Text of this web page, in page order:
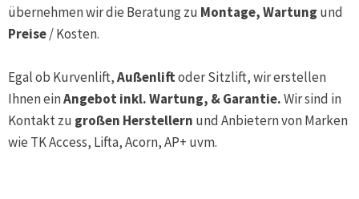
übernehmen wir die Beratung zu Montage, Wartung und
Preise/ Kosten.
Egal ob Kurvenlift,Außenliftoder Sitzlift, wir erstellen
Ihnen einAngebot inkl. Wartung, & Garantie.Wir sind in
Kontakt zu großen Herstellern und Anbietern von Marken
wie TK Access, Lifta, Acorn, AP+ uvm.